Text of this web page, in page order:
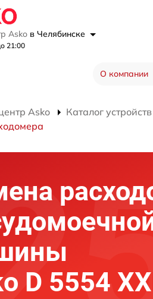
Asko в Челябинске
21:00
О компании
Asko Каталог устройств
D 5554